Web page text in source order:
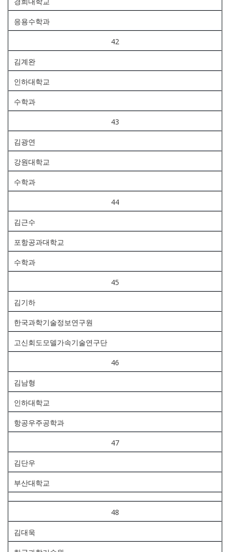
응용수학과
42
김계완
인하대학교
수학과
43
김광연
강원대학교
수학과
44
김근수
포항공과대학교
수학과
45
김기하
한국과학기술정보연구원
고신회도모델가속기술연구단
46
김남형
인하대학교
항공우주공학과
47
김단우
부산대학교
48
김대욱